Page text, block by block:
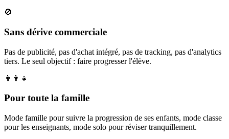
🚫
Sans dérive commerciale
Pas de publicité, pas d'achat intégré, pas de tracking, pas d'analytics
tiers. Le seul objectif : faire progresser l'élève.
👨‍👩‍👧
Pour toute la famille
Mode famille pour suivre la progression de ses enfants, mode classe
pour les enseignants, mode solo pour réviser tranquillement.